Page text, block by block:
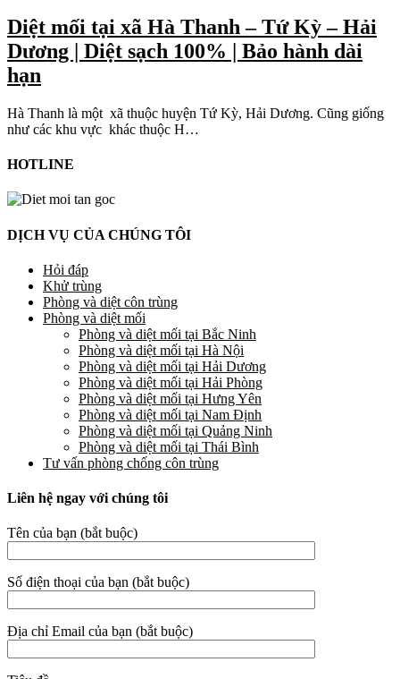
Diệt mối tại xã Hà Thanh – Tứ Kỳ – Hải
Dương | Diệt sạch 100% | Bảo hành dài
hạn
Hà Thanh là một xã thuộc huyện Tứ Kỳ, Hải Dương. Cũng giống
như các khu vực khác thuộc H…
HOTLINE
DỊCH VỤ CỦA CHÚNG TÔI
Hỏi đáp
Khử trùng
Phòng và diệt côn trùng
Phòng và diệt mối
Phòng và diệt mối tại Bắc Ninh
Phòng và diệt mối tại Hà Nội
Phòng và diệt mối tại Hải Dương
Phòng và diệt mối tại Hải Phòng
Phòng và diệt mối tại Hưng Yên
Phòng và diệt mối tại Nam Định
Phòng và diệt mối tại Quảng Ninh
Phòng và diệt mối tại Thái Bình
Tư vấn phòng chống côn trùng
Liên hệ ngay với chúng tôi
Tên của bạn (bắt buộc)
Số điện thoại của bạn (bắt buộc)
Địa chỉ Email của bạn (bắt buộc)